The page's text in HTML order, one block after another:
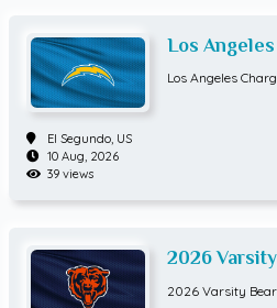
Los
Camp - The
Los Angeles
El Segundo, US
10 Aug, 2026
39 views
2026
2026 Varsity